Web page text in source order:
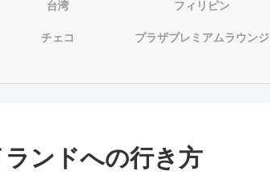
台湾 フィリピン
チェコ プラザプレミアムラウンジ
ンドへの行き方